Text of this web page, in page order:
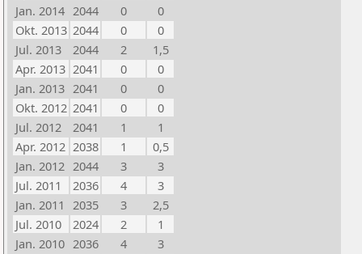
Jan. 2014 2044 0
0
Okt. 2013 2044 0
0
Jul. 2013
2044 2
1,5
Apr. 2013 2041 0
0
Jan. 2013 2041 0
0
Okt. 2012 2041 0
0
Jul. 2012
2041 1
1
Apr. 2012 2038 1
0,5
Jan. 2012 2044 3
3
Jul. 2011
2036 4
3
Jan. 2011 2035 3
2,5
Jul. 2010
2024 2
1
Jan. 2010 2036 4
3